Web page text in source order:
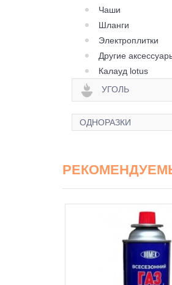
Чаши
Шланги
Электроплитки
Другие
Калауд lotus
УГОЛЬ
ОДНОРАЗКИ